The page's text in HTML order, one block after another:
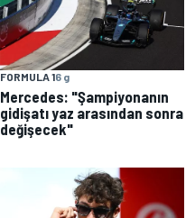
FORMULA 16 g
Mercedes: "Şampiyonanın
gidişatı yaz arasından sonra
değişecek"